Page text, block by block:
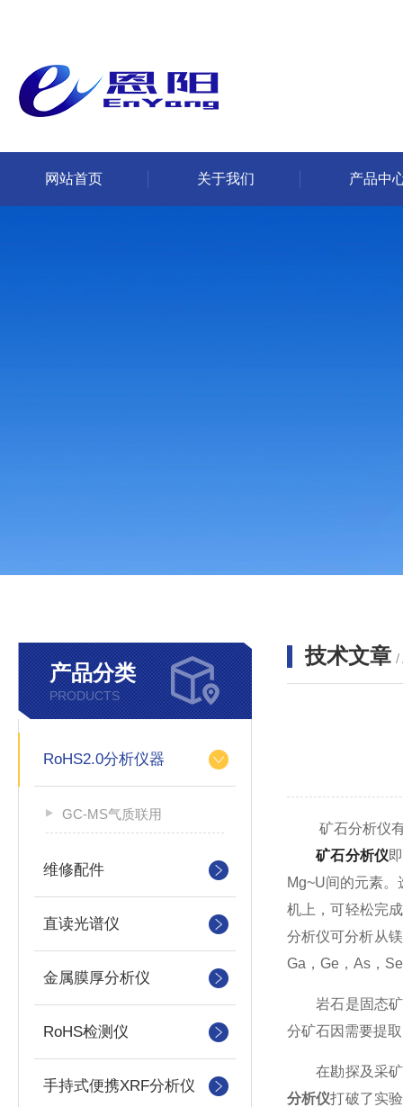
网站首页 关于我们 产品中
产品分类
PRODUCTS
RoHS2.0分析仪器
GC-MS气质联用
维修配件
直读光谱仪
金属膜厚分析仪
RoHS检测仪
手持式便携XRF分析仪
技术文章 /
矿石分析仪有
矿石分析仪
Mg~U间的元素
机上，可轻松完
分析仪可分析从
Ga，Ge，As，
岩石是固态矿
分矿石因需要提
在勘探及采矿
分析仪打破了实